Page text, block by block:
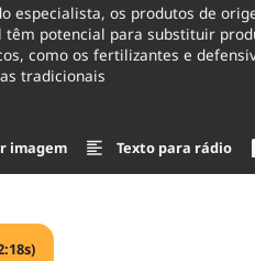
especialista, os produtos de
têm potencial para substituir
como os fertilizantes e
tradicionais
imagem Texto para rádio